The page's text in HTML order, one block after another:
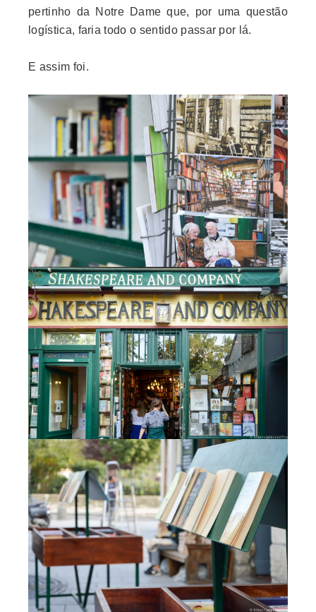
pertinho da Notre Dame que, por uma questão
logística, faria todo o sentido passar por lá.
E assim foi.